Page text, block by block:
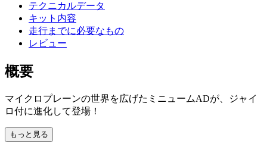
テクニカルデータ
キット内容
走行までに必要なもの
レビュー
概要
マイクロプレーンの世界を広げたミニュームADが、ジャイ
ロ付に進化して登場！
もっと見る